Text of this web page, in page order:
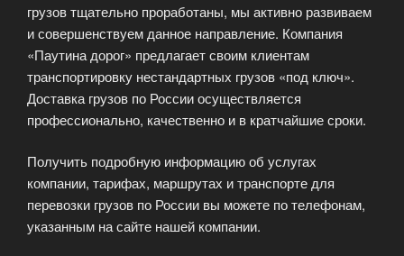
грузов тщательно проработаны, мы активно развиваем
и совершенствуем данное направление. Компания
«Паутина дорог» предлагает своим клиентам
транспортировку нестандартных грузов «под ключ».
Доставка грузов по России осуществляется
профессионально, качественно и в кратчайшие сроки.
Получить подробную информацию об услугах
компании, тарифах, маршрутах и транспорте для
перевозки грузов по России вы можете по телефонам,
указанным на сайте нашей компании.